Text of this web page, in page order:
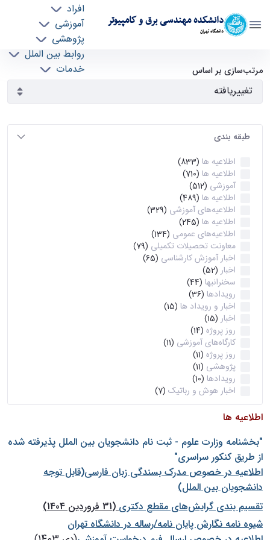
دانشکده مهندسی برق و کامپیوتر
دانشگاه تهران
افراد
آموزشی
پژوهشی
روابط بین الملل
خدمات
آرشیو اطلاعیه ها - ece- دانشکده مهندسی برق و
کامپیوتر
مرتب‌سازی بر اساس
طبقه بندی
اطلاعیه ها (833)
اطلاعیه ها (710)
آموزشی (512)
اطلاعیه ها (489)
اطلاعیه‌های‌ آموزشی (329)
اطلاعیه ها (245)
اطلاعیه‌های عمومی (134)
معاونت تحصیلات تکمیلی (79)
اخبار آموزش کارشناسی (65)
اخبار (52)
سخنرانیها (44)
رویدادها (36)
اخبار و رویداد ها (15)
اخبار (15)
روز پروژه (14)
کارگاه‌های آموزشی (11)
روز پروژه (11)
پژوهشی (11)
رویدادها (10)
اخبار هوش و رباتیک (7)
اطلاعیه ها
"بخشنامه وزارت علوم - ثبت نام دانشجويان بين الملل پذيرفته شده
از طريق كنكور سراسری"
اطلاعیه در خصوص مدرک بسندگی زبان فارسی(قابل توجه
دانشجویان بین الملل)
تقسیم بندی گرایش‌های مقطع دکتری(31 فروردین 1404)
شيوه نامه نگارش پايان نامه/رساله در دانشگاه تهران